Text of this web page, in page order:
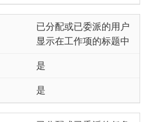
已分配或已委派的用户
显示在工作项的标题中
是
是